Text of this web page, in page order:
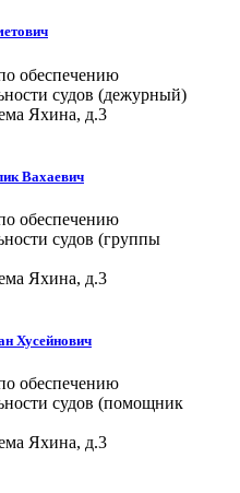
обеспечению
судов (дежурный)
Яхина, д.3
Вахаевич
обеспечению
судов (группы
Яхина, д.3
Хусейнович
обеспечению
судов (помощник
Яхина, д.3